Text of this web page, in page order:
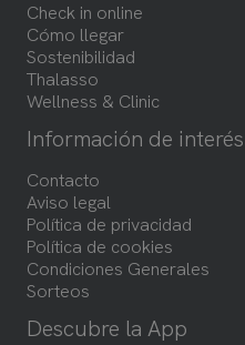
Check in online
Cómo llegar
Sostenibilidad
Thalasso
Wellness & Clinic
Información de interés
Contacto
Aviso legal
Política de privacidad
Política de cookies
Condiciones Generales
Sorteos
Descubre la App